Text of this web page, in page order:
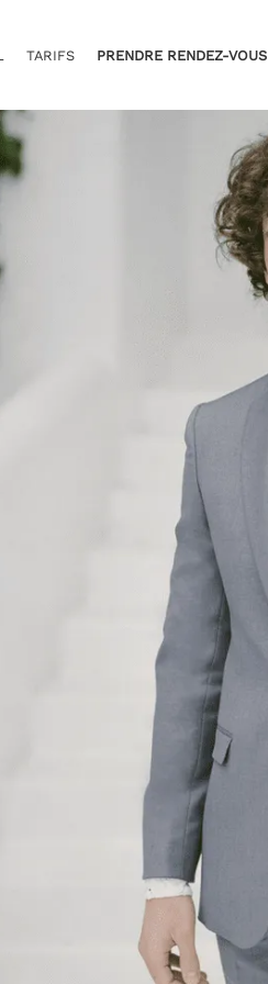
TARIFS PRENDRE RENDEZ-VOUS